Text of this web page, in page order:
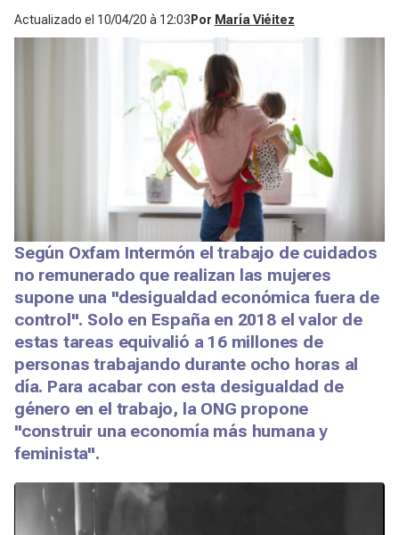
Actualizado el 10/04/20 à 12:03 Por María Viéitez
Según Oxfam Intermón el trabajo de cuidados
no remunerado que realizan las mujeres
supone una "desigualdad económica fuera de
control". Solo en España en 2018 el valor de
estas tareas equivalió a 16 millones de
personas trabajando durante ocho horas al
día. Para acabar con esta desigualdad de
género en el trabajo, la ONG propone
"construir una economía más humana y
feminista".